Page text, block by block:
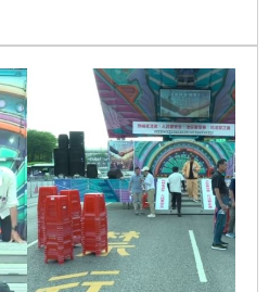
、黨機器與媒體聲量一鍵造